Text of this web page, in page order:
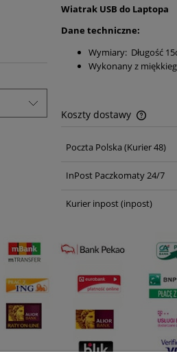
Wiatrak USB do Laptopa
Dane techniczne:
Wymiary: Długość
Wykonany z
Koszty dostawy
Cena
Poczta Polska (Kurier 48)
InPost Paczkomaty 24/7
Kurier inpost(inpost)